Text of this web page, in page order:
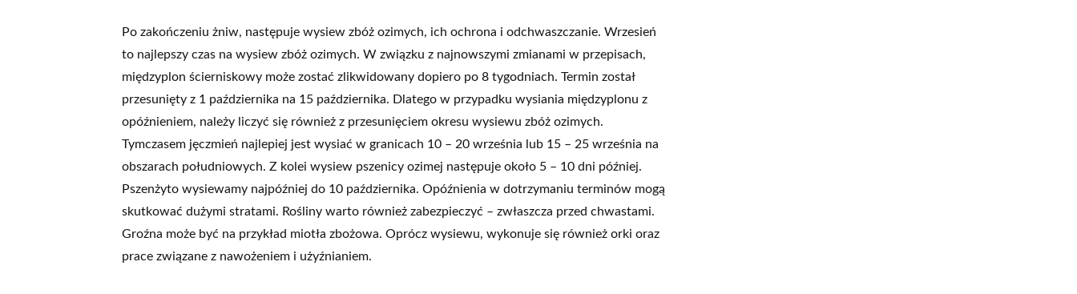
Po zakończeniu żniw, następuje wysiew zbóż ozimych, ich ochrona i odchwaszczanie. Wrzesień
to najlepszy czas na wysiew zbóż ozimych. W związku z najnowszymi zmianami w przepisach,
międzyplon ścierniskowy może zostać zlikwidowany dopiero po 8 tygodniach. Termin został
przesunięty z 1 października na 15 października. Dlatego w przypadku wysiania międzyplonu z
opóźnieniem, należy liczyć się również z przesunięciem okresu wysiewu zbóż ozimych.
Tymczasem jęczmień najlepiej jest wysiać w granicach 10 – 20 września lub 15 – 25 września na
obszarach południowych. Z kolei wysiew pszenicy ozimej następuje około 5 – 10 dni później.
Pszenżyto wysiewamy najpóźniej do 10 października. Opóźnienia w dotrzymaniu terminów mogą
skutkować dużymi stratami. Rośliny warto również zabezpieczyć – zwłaszcza przed chwastami.
Groźna może być na przykład miotła zbożowa. Oprócz wysiewu, wykonuje się również orki oraz
prace związane z nawożeniem i użyźnianiem.